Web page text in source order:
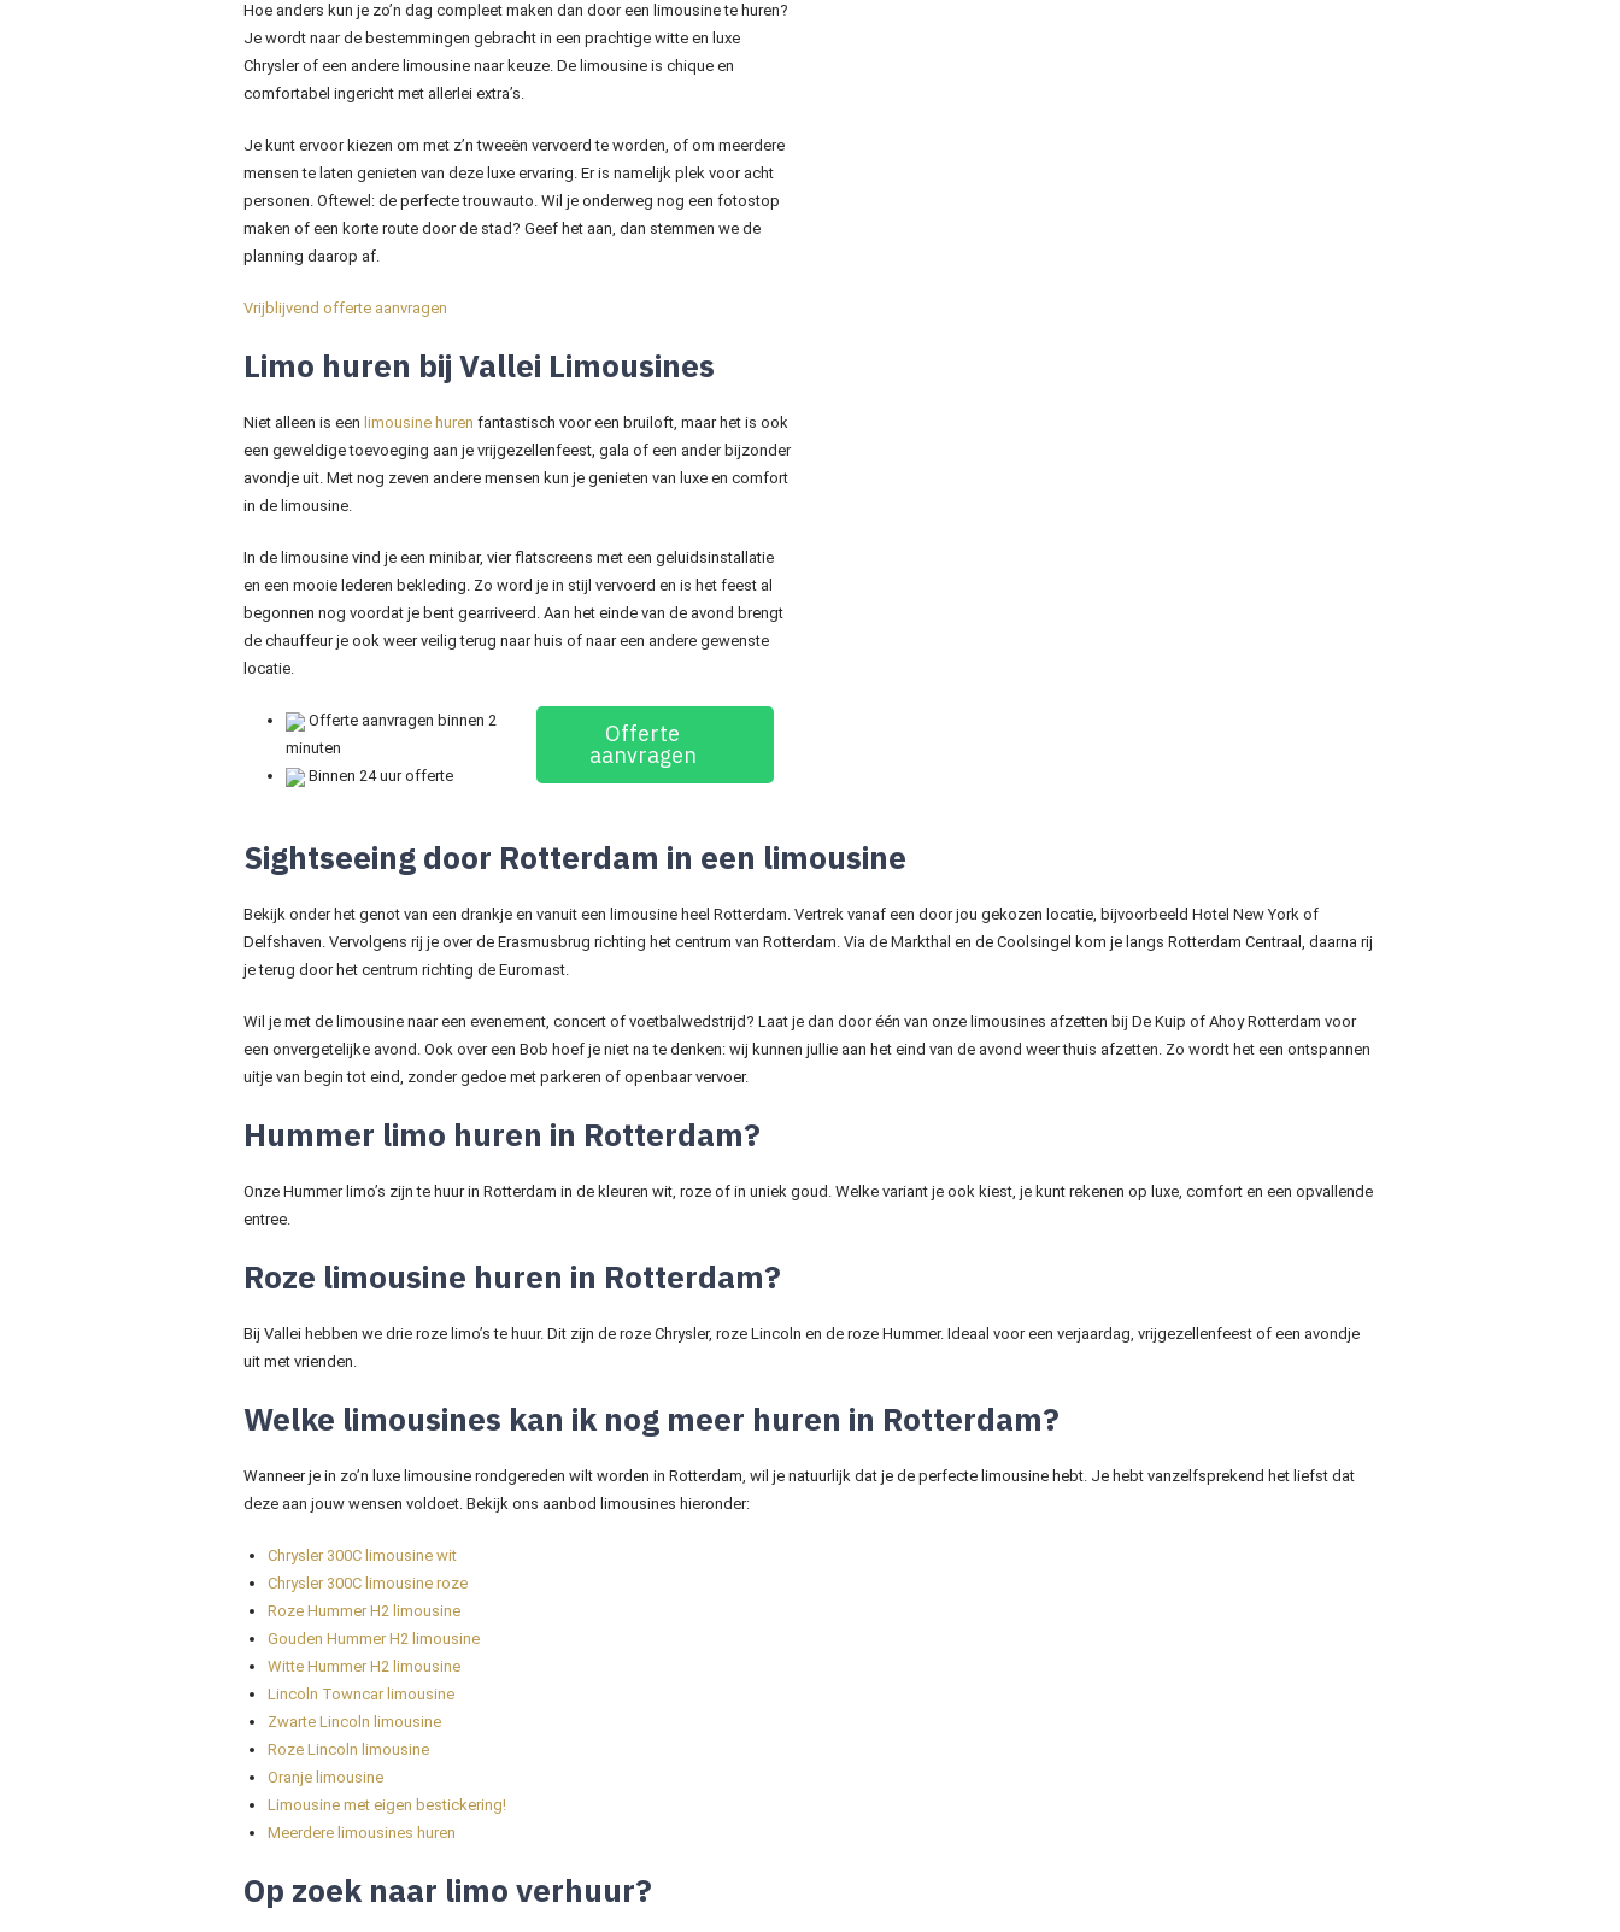
Hoe anders kun je zo’n dag compleet maken dan door een limousine te huren?
Je wordt naar de bestemmingen gebracht in een prachtige witte en luxe
Chrysler of een andere limousine naar keuze. De limousine is chique en
comfortabel ingericht met allerlei extra’s.
Je kunt ervoor kiezen om met z’n tweeën vervoerd te worden, of om meerdere
mensen te laten genieten van deze luxe ervaring. Er is namelijk plek voor acht
personen. Oftewel: de perfecte trouwauto. Wil je onderweg nog een fotostop
maken of een korte route door de stad? Geef het aan, dan stemmen we de
planning daarop af.
Vrijblijvend offerte aanvragen
Limo huren bij Vallei Limousines
Niet alleen is een limousine huren fantastisch voor een bruiloft, maar het is ook
een geweldige toevoeging aan je vrijgezellenfeest, gala of een ander bijzonder
avondje uit. Met nog zeven andere mensen kun je genieten van luxe en comfort
in de limousine.
In de limousine vind je een minibar, vier flatscreens met een geluidsinstallatie
en een mooie lederen bekleding. Zo word je in stijl vervoerd en is het feest al
begonnen nog voordat je bent gearriveerd. Aan het einde van de avond brengt
de chauffeur je ook weer veilig terug naar huis of naar een andere gewenste
locatie.
Offerte aanvragen binnen 2
minuten
Binnen 24 uur offerte
Offerte
aanvragen
Sightseeing door Rotterdam in een limousine
Bekijk onder het genot van een drankje en vanuit een limousine heel Rotterdam. Vertrek vanaf een door jou gekozen locatie, bijvoorbeeld Hotel New York of
Delfshaven. Vervolgens rij je over de Erasmusbrug richting het centrum van Rotterdam. Via de Markthal en de Coolsingel kom je langs Rotterdam Centraal, daarna rij
je terug door het centrum richting de Euromast.
Wil je met de limousine naar een evenement, concert of voetbalwedstrijd? Laat je dan door één van onze limousines afzetten bij De Kuip of Ahoy Rotterdam voor
een onvergetelijke avond. Ook over een Bob hoef je niet na te denken: wij kunnen jullie aan het eind van de avond weer thuis afzetten. Zo wordt het een ontspannen
uitje van begin tot eind, zonder gedoe met parkeren of openbaar vervoer.
Hummer limo huren in Rotterdam?
Onze Hummer limo’s zijn te huur in Rotterdam in de kleuren wit, roze of in uniek goud. Welke variant je ook kiest, je kunt rekenen op luxe, comfort en een opvallende
entree.
Roze limousine huren in Rotterdam?
Bij Vallei hebben we drie roze limo’s te huur. Dit zijn de roze Chrysler, roze Lincoln en de roze Hummer. Ideaal voor een verjaardag, vrijgezellenfeest of een avondje
uit met vrienden.
Welke limousines kan ik nog meer huren in Rotterdam?
Wanneer je in zo’n luxe limousine rondgereden wilt worden in Rotterdam, wil je natuurlijk dat je de perfecte limousine hebt. Je hebt vanzelfsprekend het liefst dat
deze aan jouw wensen voldoet. Bekijk ons aanbod limousines hieronder:
Chrysler 300C limousine wit
Chrysler 300C limousine roze
Roze Hummer H2 limousine
Gouden Hummer H2 limousine
Witte Hummer H2 limousine
Lincoln Towncar limousine
Zwarte Lincoln limousine
Roze Lincoln limousine
Oranje limousine
Limousine met eigen bestickering!
Meerdere limousines huren
Op zoek naar limo verhuur?